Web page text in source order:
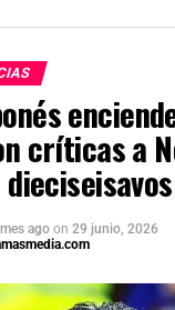
críticas a
ago on 29 junio, 2026